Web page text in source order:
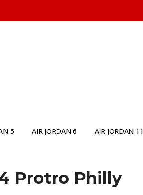
5 AIR JORDAN 6 AIR JORDAN 11
Protro Philly